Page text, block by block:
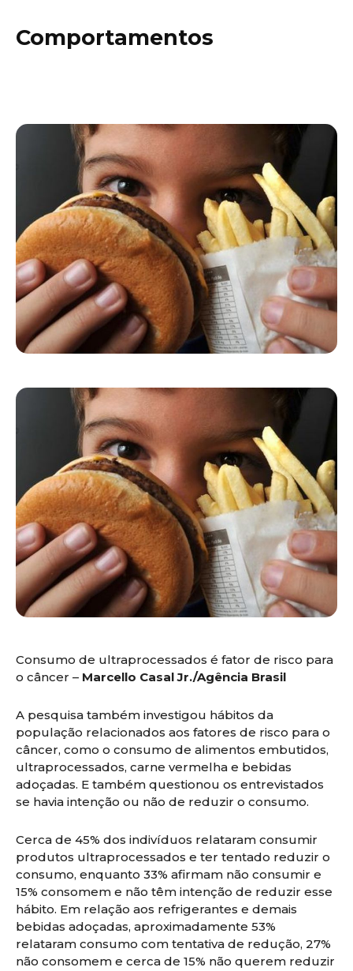
Comportamentos
Consumo de ultraprocessados é fator de risco para
o câncer – Marcello Casal Jr./Agência Brasil
A pesquisa também investigou hábitos da
população relacionados aos fatores de risco para o
câncer, como o consumo de alimentos embutidos,
ultraprocessados, carne vermelha e bebidas
adoçadas. E também questionou os entrevistados
se havia intenção ou não de reduzir o consumo.
Cerca de 45% dos indivíduos relataram consumir
produtos ultraprocessados e ter tentado reduzir o
consumo, enquanto 33% afirmam não consumir e
15% consomem e não têm intenção de reduzir esse
hábito. Em relação aos refrigerantes e demais
bebidas adoçadas, aproximadamente 53%
relataram consumo com tentativa de redução, 27%
não consomem e cerca de 15% não querem reduzir